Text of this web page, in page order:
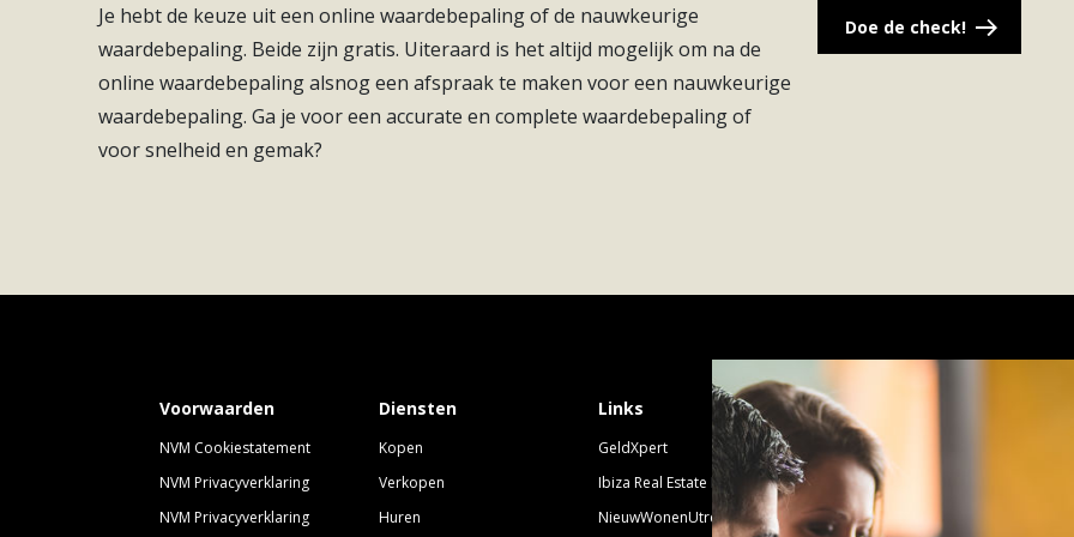
Energieklasse A+++
Soort(en) verwarming Vloerverwarming Geheel, Warmtepomp
Soort(en) warm water
Je hebt de keuze uit een online waardebepaling of de nauwkeurige
waardebepaling. Beide zijn gratis. Uiteraard is het altijd mogelijk om na de
online waardebepaling alsnog een afspraak te maken voor een nauwkeurige
waardebepaling. Ga je voor een accurate en complete waardebepaling of
voor snelheid en gemak?
Doe de check!
Voorwaarden
NVM Cookiestatement
NVM Privacyverklaring
NVM Privacyverklaring
Diensten
Kopen
Verkopen
Huren
Links
GeldXpert
Ibiza Real Estate BDK
NieuwWonenUtrecht
Schrijf je in voor
Nieuwsbrief Nieuwbouw
Emailadres: